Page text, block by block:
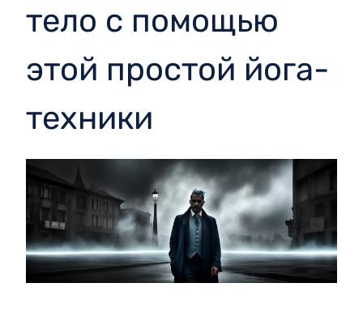
тело с помощью
этой простой йога-
техники